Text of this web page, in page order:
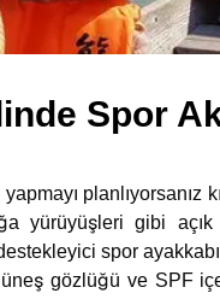
Spor
planlıyorsanız
yürüyüşleri gibi
spor
gözlüğü ve SPF